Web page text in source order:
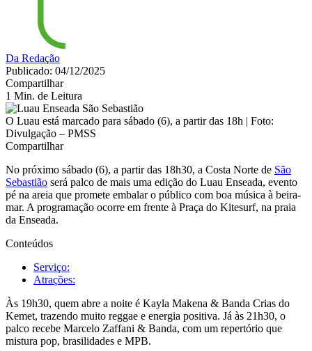
Da Redação
Publicado: 04/12/2025
Compartilhar
1 Min. de Leitura
O Luau está marcado para sábado (6), a partir das 18h | Foto:
Divulgação – PMSS
Compartilhar
No próximo sábado (6), a partir das 18h30, a Costa Norte de São
Sebastião será palco de mais uma edição do Luau Enseada, evento
pé na areia que promete embalar o público com boa música à beira-
mar. A programação ocorre em frente à Praça do Kitesurf, na praia
da Enseada.
Conteúdos
Serviço:
Atrações:
Às 19h30, quem abre a noite é Kayla Makena & Banda Crias do
Kemet, trazendo muito reggae e energia positiva. Já às 21h30, o
palco recebe Marcelo Zaffani & Banda, com um repertório que
mistura pop, brasilidades e MPB.